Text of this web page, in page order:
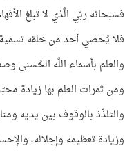
فسبحانه ربّي الَّذي لا تبلغ
فلا يُحصي أحد من خلقه تسمية
والعلم بأسماء اللَّه الحُسنى
ومن ثمرات العلم بها زيادة
والتلذّذ بالوقوف بين يديه
وزيادة تعظيمه وإجلاله،